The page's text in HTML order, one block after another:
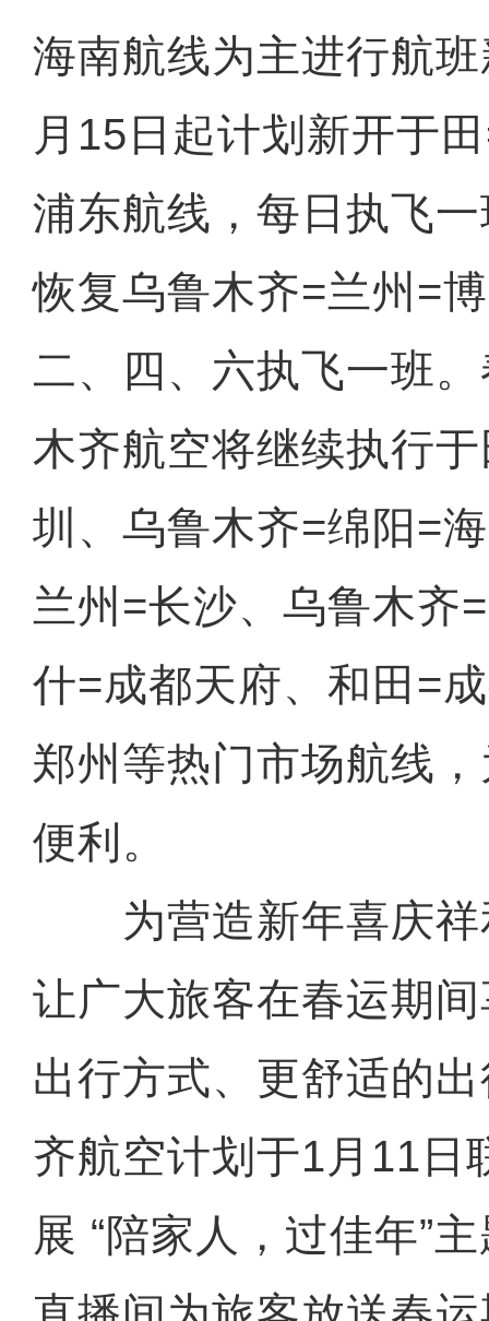
海南航线为主进行航
月15日起计划新开于
浦东航线，每日执飞
恢复乌鲁木齐=兰州=
二、四、六执飞一班
木齐航空将继续执行
圳、乌鲁木齐=绵阳=
兰州=长沙、乌鲁木齐
什=成都天府、和田=
郑州等热门市场航线
便利。
为营造新年喜庆祥
让广大旅客在春运期
出行方式、更舒适的
齐航空计划于1月11日
展 “陪家人，过佳年”